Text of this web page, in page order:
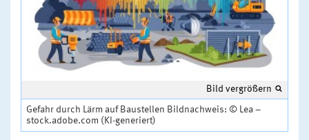
Bild vergrößern
Gefahr durch Lärm auf Baustellen Bildnachweis: © Lea –
stock.adobe.com (KI-generiert)